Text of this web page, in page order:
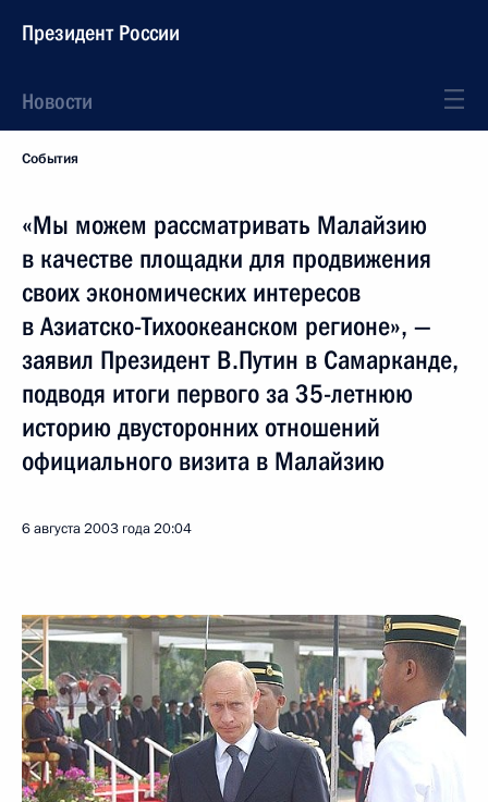
Президент России
Новости
События
«Мы можем рассматривать Малайзию
в качестве площадки для продвижения
своих экономических интересов
в Азиатско-Тихоокеанском регионе», —
заявил Президент В.Путин в Самарканде,
подводя итоги первого за 35-летнюю
историю двусторонних отношений
официального визита в Малайзию
6 августа 2003 года20:04